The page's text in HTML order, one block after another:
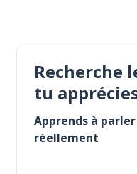
Recherche
tu
Apprends à
réellement